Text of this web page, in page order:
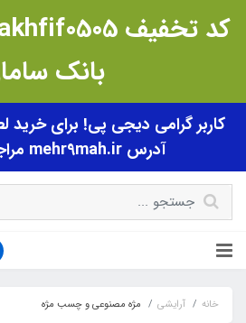
بانک
کاربر گرامی دیجی پی! برای خرید
آدرس mehr9mah.ir مراجعه فرمایید.
خانه آرایشی مژه مصنوعی و چسب مژه